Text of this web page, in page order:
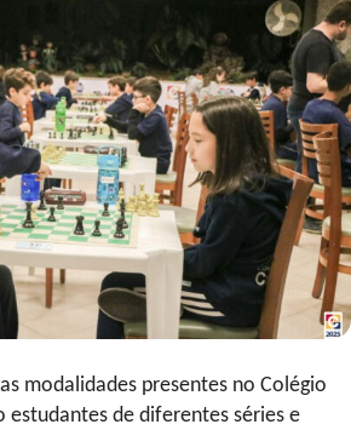
modalidades presentes no Colégio
estudantes de diferentes séries e